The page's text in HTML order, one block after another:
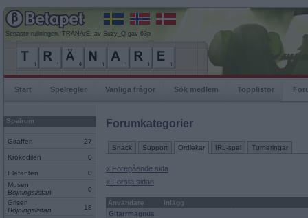
Senaste rullningen, TRÄNArE, av Suzy_Q gav 63p
Start Spelregler Vanliga frågor Sök medlem Topplistor
Spelrum
Giraffen 27
Krokodilen 0
Elefanten
0
Musen
Böjningslistan
0
Grisen
Böjningslistan
18
Forumkategorier
Snack Support Ordlekar IRL-spel Turneringar
« Föregående sida
« Första sidan
Användare
Inlägg
Gitarrmagnus